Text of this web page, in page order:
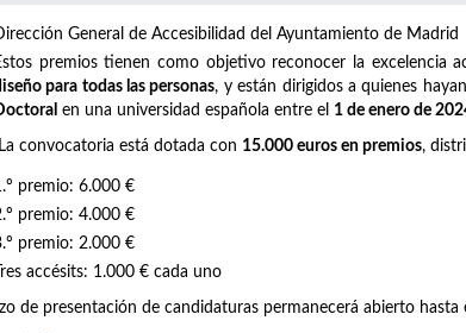
General de Accesibilidad del Ayuntamiento de Madrid
premios tienen como objetivo reconocer la excelencia
para todas las personas, y están dirigidos a quienes
en una universidad española entre el 1 de enero de
convocatoria está dotada con 15.000 euros en premios,
premio: 6.000 €
premio: 4.000 €
premio: 2.000 €
accésits: 1.000 € cada uno
de presentación de candidaturas permanecerá abierto hasta